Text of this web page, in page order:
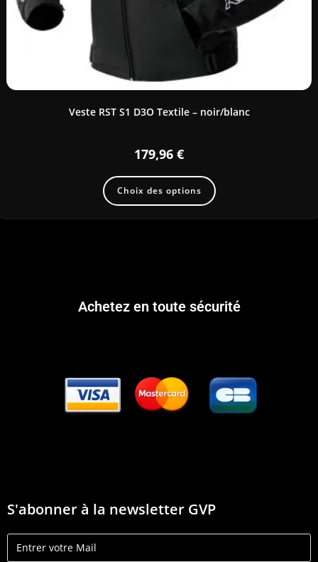
Veste RST S1 D3O Textile – noir/blanc
179,96 €
Choix des options
Achetez en toute sécurité
S'abonner à la newsletter GVP